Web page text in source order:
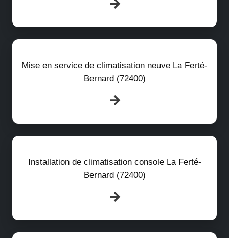
Mise en service de climatisation neuve La Ferté-
Bernard (72400)
Installation de climatisation console La Ferté-
Bernard (72400)